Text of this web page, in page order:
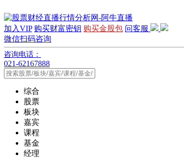
加入VIP 购买财富密钥 购买金股包 问客服
微信扫码咨询
咨询电话：
021-62167888
综合
股票
板块
嘉宾
课程
基金
经理